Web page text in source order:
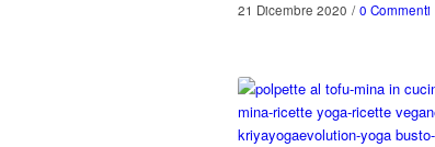
21 Dicembre 2020 / 0 Commenti